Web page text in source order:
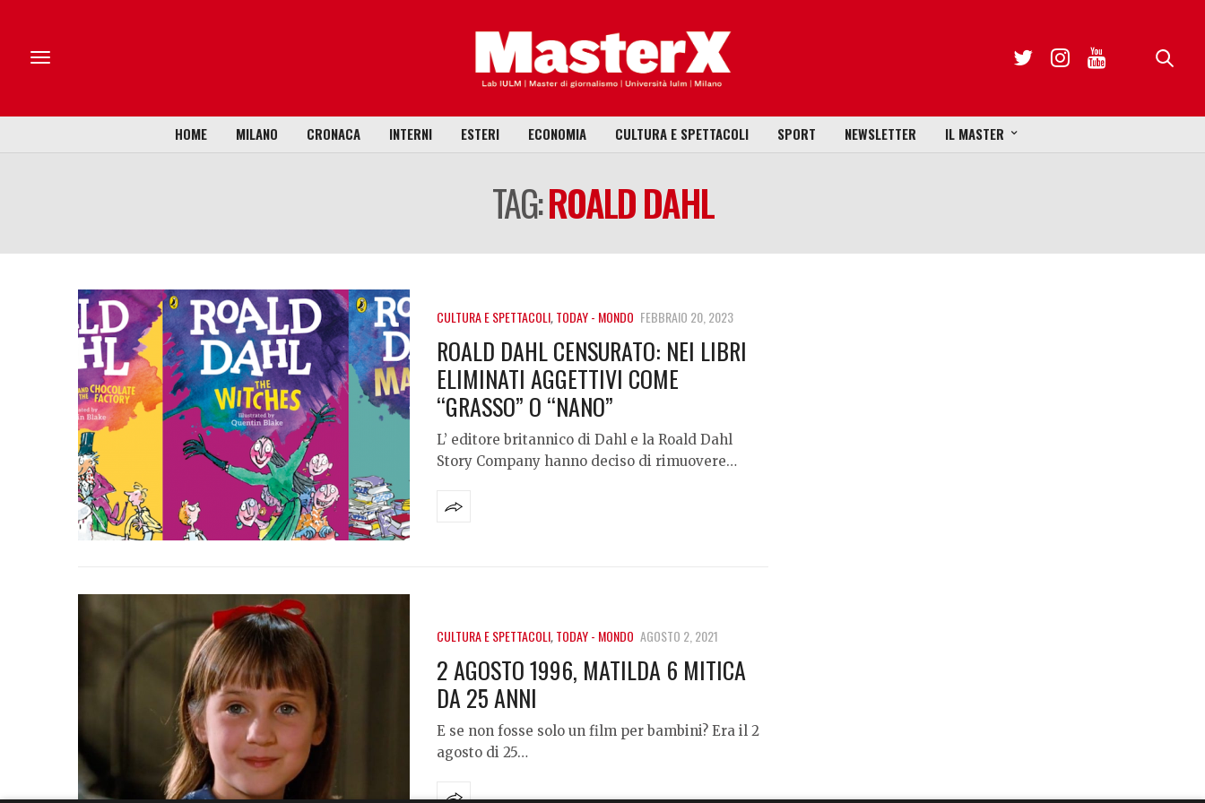
HOME MILANO CRONACA INTERNI ESTERI ECONOMIA CULTURA E SPETTACOLI SPORT NEWSLETTER IL MASTER
TAG:ROALD DAHL
CULTURA E SPETTACOLI,TODAY - MONDO FEBBRAIO 20, 2023
ROALD DAHL CENSURATO: NEI LIBRI
ELIMINATI AGGETTIVI COME
“GRASSO” O “NANO”
L’ editore britannico di Dahl e la Roald Dahl
Story Company hanno deciso di rimuovere…
CULTURA E SPETTACOLI,TODAY - MONDO AGOSTO 2, 2021
2 AGOSTO 1996, MATILDA 6 MITICA
DA 25 ANNI
E se non fosse solo un film per bambini? Era il 2
agosto di 25…